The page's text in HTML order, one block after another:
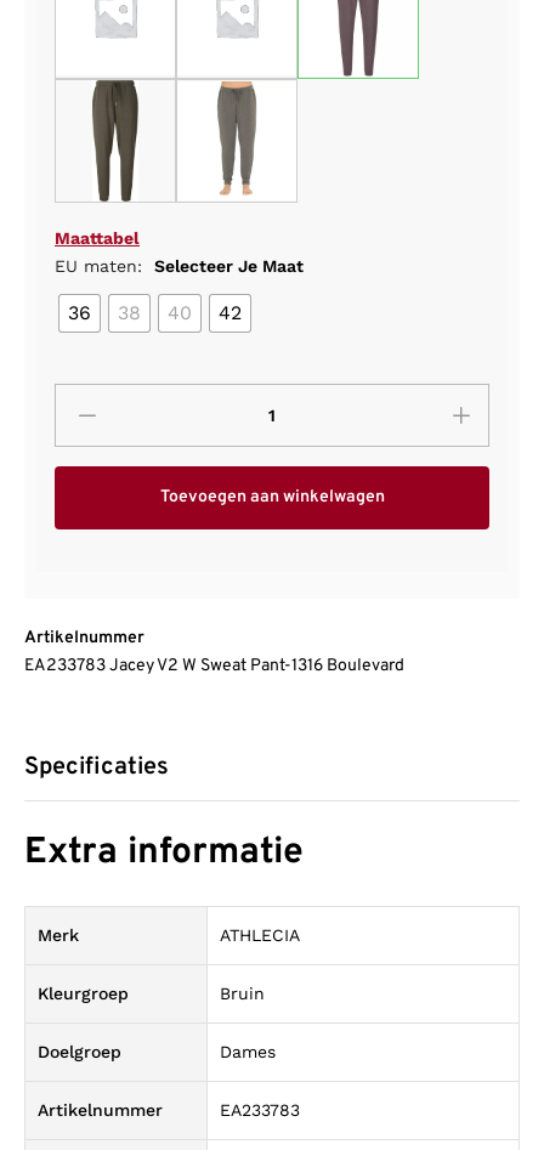
Maattabel
EU maten:
Selecteer Je Maat
36 38 40 42
Toevoegen aan winkelwagen
Artikelnummer
EA233783 Jacey V2 W Sweat Pant-1316 Boulevard
Specificaties
Extra informatie
Merk ATHLECIA
Kleurgroep Bruin
Doelgroep Dames
Artikelnummer EA233783